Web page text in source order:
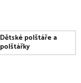
Dětské polštáře a
polštářky